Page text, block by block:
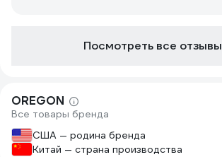
является "китайским" Oregon, начала
инструментом, подтянул и продолжил
работу как с новой.
Посмотреть все отзывы
OREGON
Все товары бренда
США — родина бренда
Китай — страна производства